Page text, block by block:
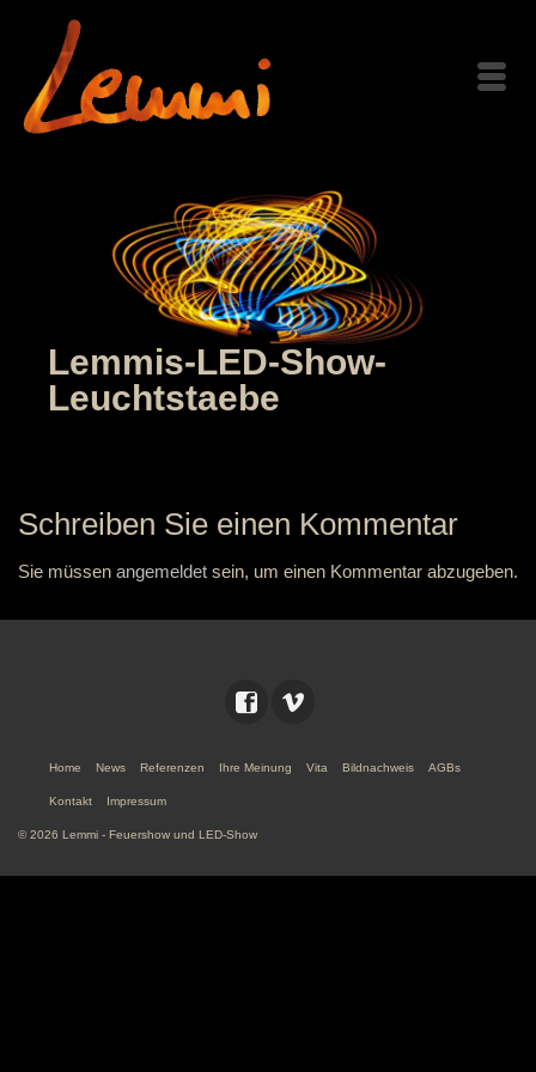
Lemmis-LED-Show-
Leuchtstaebe
Schreiben Sie einen Kommentar
Sie müssen angemeldet sein, um einen Kommentar abzugeben.
Home News Referenzen Ihre Meinung Vita Bildnachweis AGBs
Kontakt Impressum
© 2026 Lemmi - Feuershow und LED-Show